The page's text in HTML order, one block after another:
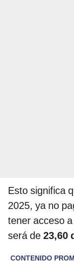
Esto significa
2025, ya no
tener acceso
será de 23,60